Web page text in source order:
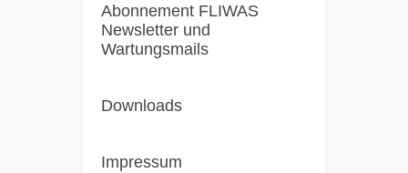
Abonnement FLIWAS
Newsletter und
Wartungsmails
Downloads
Impressum